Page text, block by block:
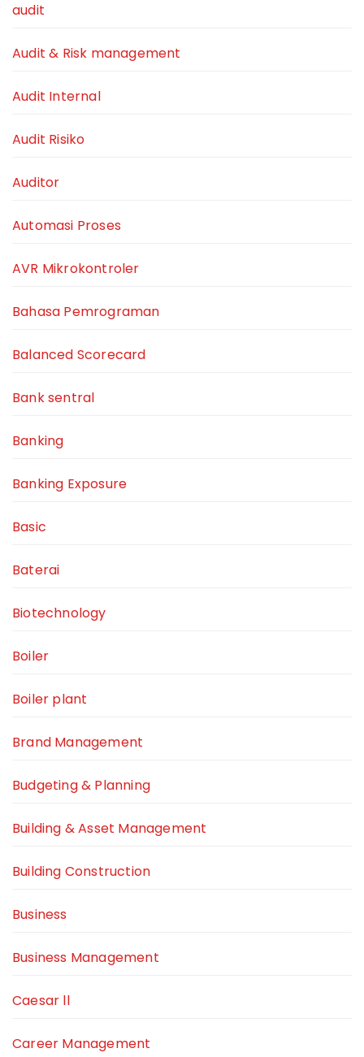
audit
Audit & Risk management
Audit Internal
Audit Risiko
Auditor
Automasi Proses
AVR Mikrokontroler
Bahasa Pemrograman
Balanced Scorecard
Bank sentral
Banking
Banking Exposure
Basic
Baterai
Biotechnology
Boiler
Boiler plant
Brand Management
Budgeting & Planning
Building & Asset Management
Building Construction
Business
Business Management
Caesar ll
Career Management